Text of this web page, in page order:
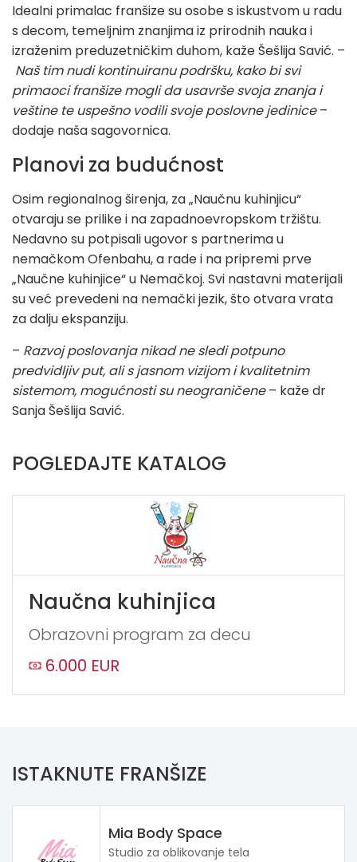
Idealni primalac franšize su osobe s iskustvom u radu
s decom, temeljnim znanjima iz prirodnih nauka i
izraženim preduzetničkim duhom, kaže Šešlija Savić. –
Naš tim nudi kontinuiranu podršku, kako bi svi
primaoci franšize mogli da usavrše svoja znanja i
veštine te uspešno vodili svoje poslovne jedinice–
dodaje naša sagovornica.
Planovi za budućnost
Osim regionalnog širenja, za „Naučnu kuhinjicu“
otvaraju se prilike i na zapadnoevropskom tržištu.
Nedavno su potpisali ugovor s partnerima u
nemačkom Ofenbahu, a rade i na pripremi prve
„Naučne kuhinjice“ u Nemačkoj. Svi nastavni materijali
su već prevedeni na nemački jezik, što otvara vrata
za dalju ekspanziju.
– Razvoj poslovanja nikad ne sledi potpuno
predvidljiv put, ali s jasnom vizijom i kvalitetnim
sistemom, mogućnosti su neograničene– kaže dr
Sanja Šešlija Savić.
POGLEDAJTE KATALOG
Naučna kuhinjica
Obrazovni program za decu
6.000 EUR
ISTAKNUTE FRANŠIZE
Mia Body Space
Studio za oblikovanje tela